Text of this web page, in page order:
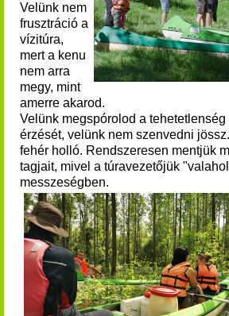
Velünk nem
frusztráció a
vízitúra,
mert a kenu
nem arra
megy, mint
amerre akarod.
Velünk megspórolod a tehetetlenség
érzését, velünk nem szenvedni
fehér holló. Rendszeresen mentjük
tagjait, mivel a túravezetőjük
messzeségben.